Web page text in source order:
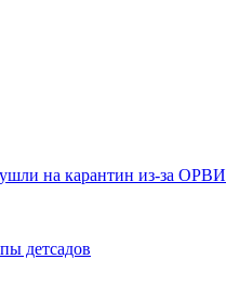
на карантин из-за ОРВИ
детсадов